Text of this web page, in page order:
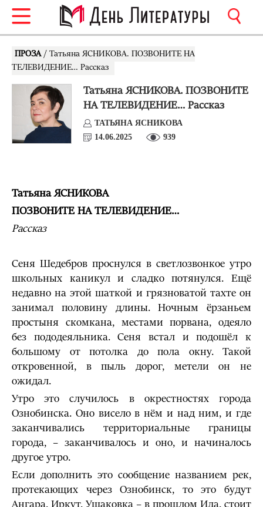
ПРОЗА / Татьяна ЯСНИКОВА. ПОЗВОНИТЕ НА
ТЕЛЕВИДЕНИЕ… Рассказ
Татьяна ЯСНИКОВА. ПОЗВОНИТЕ
НА ТЕЛЕВИДЕНИЕ… Рассказ
ТАТЬЯНА ЯСНИКОВА
14.06.2025
939
Татьяна ЯСНИКОВА
ПОЗВОНИТЕ НА ТЕЛЕВИДЕНИЕ…
Рассказ
Сеня Шедебров проснулся в светлозвонкое утро
школьных каникул и сладко потянулся. Ещё
недавно на этой шаткой и грязноватой тахте он
занимал половину длины. Ночным ёрзаньем
простыня скомкана, местами порвана, одеяло
без пододеяльника. Сеня встал и подошёл к
большому от потолка до пола окну. Такой
откровенной, в пыль дорог, метели он не
ожидал.
Утро это случилось в окрестностях города
Ознобинска. Оно висело в нём и над ним, и где
заканчивались территориальные границы
города, – заканчивалось и оно, и начиналось
другое утро.
Если дополнить это сообщение названием рек,
протекающих через Ознобинск, то это будут
Ангара, Иркут, Ушаковка – в прошлом Ида, стоит